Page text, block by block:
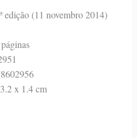
edição (11 novembro 2014)
x 1.4 cm